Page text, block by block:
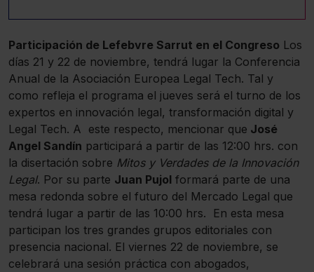
Participación de Lefebvre Sarrut en el Congreso Los
días 21 y 22 de noviembre, tendrá lugar la Conferencia
Anual de la Asociación Europea Legal Tech. Tal y
como refleja el programa el jueves será el turno de los
expertos en innovación legal, transformación digital y
Legal Tech. A este respecto, mencionar que José
Angel Sandín participará a partir de las 12:00 hrs. con
la disertación sobre Mitos y Verdades de la Innovación
Legal. Por su parte Juan Pujol formará parte de una
mesa redonda sobre el futuro del Mercado Legal que
tendrá lugar a partir de las 10:00 hrs. En esta mesa
participan los tres grandes grupos editoriales con
presencia nacional. El viernes 22 de noviembre, se
celebrará una sesión práctica con abogados,